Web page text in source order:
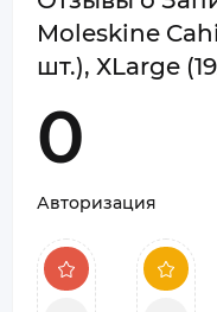
Moleskine
шт.), ХLarge
0
Авторизация